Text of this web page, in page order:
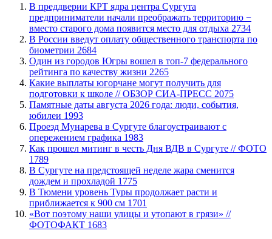
​В преддверии КРТ ядра центра Сургута
предприниматели начали преображать территорию −
вместо старого дома появится место для отдыха 2734
В России введут оплату общественного транспорта по
биометрии 2684
Один из городов Югры вошел в топ-7 федерального
рейтинга по качеству жизни 2265
Какие выплаты югорчане могут получить для
подготовки к школе // ОБЗОР СИА-ПРЕСС 2075
​Памятные даты августа 2026 года: люди, события,
юбилеи 1993
​Проезд Мунарева в Сургуте благоустраивают с
опережением графика 1983
Как прошел митинг в честь Дня ВДВ в Сургуте // ФОТО
1789
В Сургуте на предстоящей неделе жара сменится
дождем и прохладой 1775
В Тюмени уровень Туры продолжает расти и
приближается к 900 см 1701
«Вот поэтому наши улицы и утопают в грязи» //
ФОТОФАКТ 1683